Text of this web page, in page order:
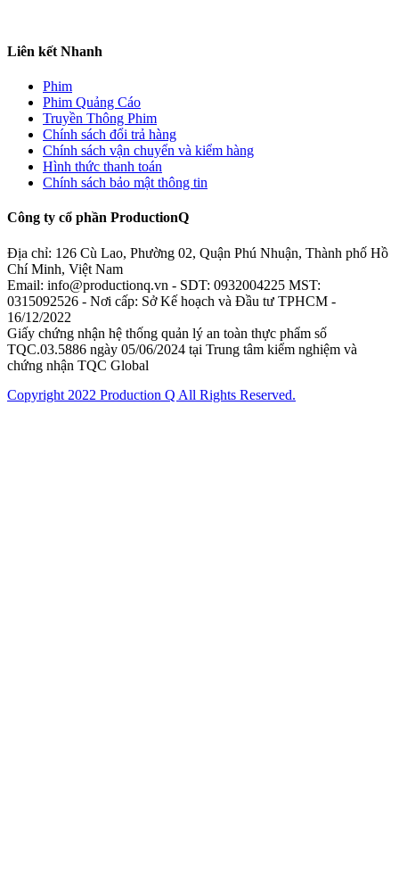
Liên kết Nhanh
Phim
Phim Quảng Cáo
Truyền Thông Phim
Chính sách đổi trả hàng
Chính sách vận chuyển và kiểm hàng
Hình thức thanh toán
Chính sách bảo mật thông tin
Công ty cổ phần ProductionQ
Địa chỉ: 126 Cù Lao, Phường 02, Quận Phú Nhuận, Thành phố Hồ
Chí Minh, Việt Nam
Email: info@productionq.vn - SDT: 0932004225 MST:
0315092526 - Nơi cấp: Sở Kế hoạch và Đầu tư TPHCM -
16/12/2022
Giấy chứng nhận hệ thống quản lý an toàn thực phẩm số
TQC.03.5886 ngày 05/06/2024 tại Trung tâm kiểm nghiệm và
chứng nhận TQC Global
Copyright 2022 Production Q All Rights Reserved.